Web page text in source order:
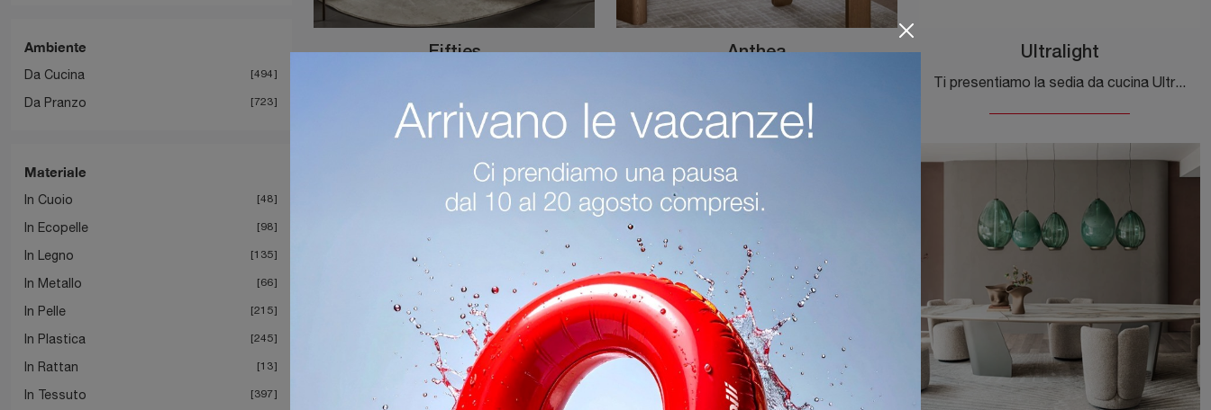
Ambiente
Da Cucina 494
Da Pranzo 723
Materiale
In Cuoio 48
In Ecopelle 98
In Legno 135
In Metallo 66
In Pelle 215
In Plastica 245
In Rattan 13
In Tessuto 397
Fifties
Anthea
Ultralight
Ti presentiamo la sedia da cucina Ultralight per ambientazioni moderne, tra le più originali Sedie fisse di Desalto.